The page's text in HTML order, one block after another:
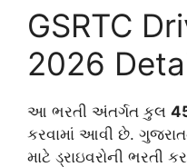
GSRTC
2026
આ ભરતી અંતર્ગત કુલ
કરવામાં આવી છે.
માટે ડ્રાઇવરોની ભરતી